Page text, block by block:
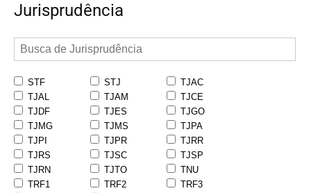
Jurisprudência
STF STJ
TJAC
TJAL
TJAM
TJCE
TJDF
TJES
TJGO
TJMG
TJMS
TJPA
TJPI
TJPR
TJRR
TJRS
TJSC
TJSP
TJRN
TJTO
TNU
TRF1
TRF2
TRF3